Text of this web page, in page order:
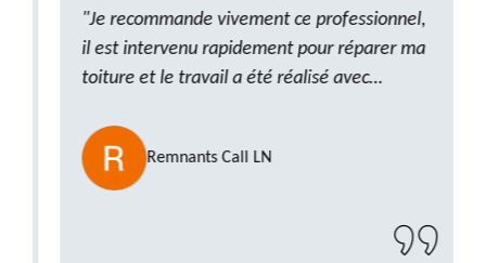
"Je recommande vivement ce professionnel,
il est intervenu rapidement pour réparer ma
toiture et le travail a été réalisé avec
ponctuel et à l’écoute, le résultat est
impeccable et le chantier a été laissé propre.
Un artisan de confiance que je n’hésiterai pas
Remnants Call LN